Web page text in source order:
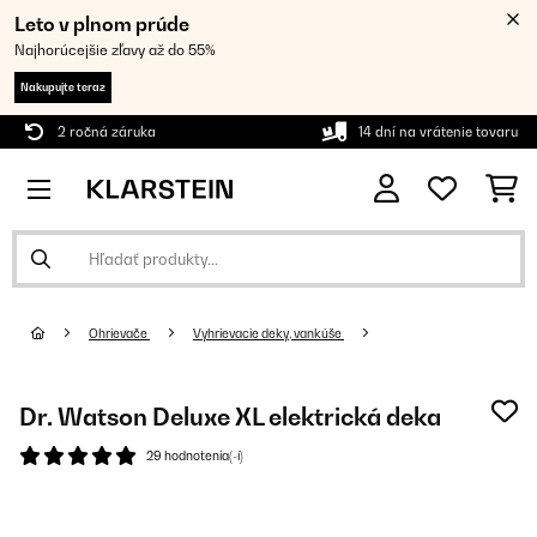
Leto v plnom prúde
Najhorúcejšie zľavy až do 55%
Nakupujte teraz
2 ročná záruka 14 dní na vrátenie tovaru
Ohrievače Vyhrievacie deky, vankúše
Dr. Watson Deluxe XL elektrická deka
29 hodnotenia(-í)